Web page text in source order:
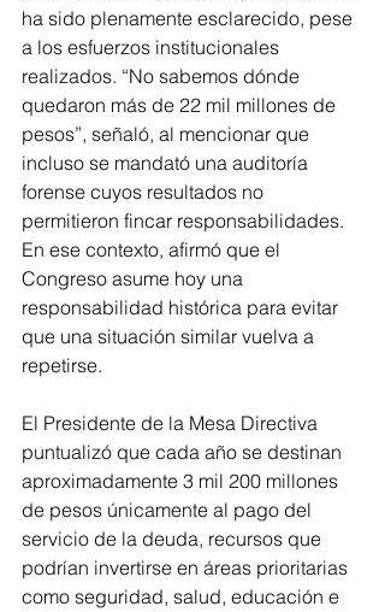
ha sido plenamente esclarecido, pese
a los esfuerzos institucionales
realizados. “No sabemos dónde
quedaron más de 22 mil millones de
pesos”, señaló, al mencionar que
incluso se mandató una auditoría
forense cuyos resultados no
permitieron fincar responsabilidades.
En ese contexto, afirmó que el
Congreso asume hoy una
responsabilidad histórica para evitar
que una situación similar vuelva a
repetirse.
El Presidente de la Mesa Directiva
puntualizó que cada año se destinan
aproximadamente 3 mil 200 millones
de pesos únicamente al pago del
servicio de la deuda, recursos que
podrían invertirse en áreas prioritarias
como seguridad, salud, educación e